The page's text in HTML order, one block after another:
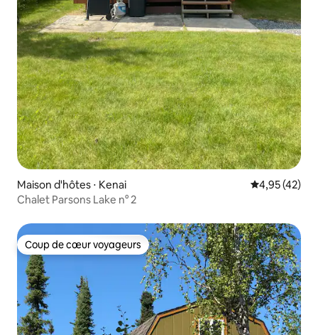
Maison d'hôtes ⋅ Kenai Évaluation
4,95 (42)
Chalet Parsons Lake n° 2
Coup de cœur voyageurs
Coup de cœur voyageurs